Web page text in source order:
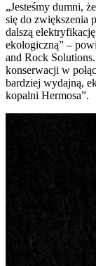
„Jesteśmy dumni,
się do zwiększenia
dalszą
ekologiczną” –
and Rock
konserwacji w
bardziej wydajną,
kopalni Hermosa”.